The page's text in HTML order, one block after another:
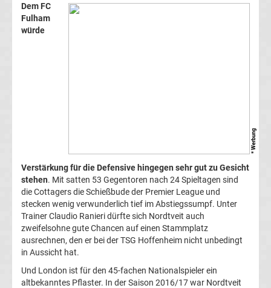
Fußball
DFB-
Pokal
Champions
League
* Werbung
Dem FC
Fulham
würde
Verstärkung für die Defensive hingegen sehr gut zu Gesicht
stehen. Mit satten 53 Gegentoren nach 24 Spieltagen sind
die Cottagers die Schießbude der Premier League und
stecken wenig verwunderlich tief im Abstiegssumpf. Unter
Trainer Claudio Ranieri dürfte sich Nordtveit auch
zweifelsohne gute Chancen auf einen Stammplatz
ausrechnen, den er bei der TSG Hoffenheim nicht unbedingt
in Aussicht hat.
Und London ist für den 45-fachen Nationalspieler ein
altbekanntes Pflaster. In der Saison 2016/17 war Nordtveit